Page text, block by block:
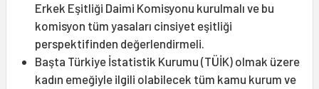
Erkek Eşitliği Daimi Komisyonu kurulmalı ve bu
komisyon tüm yasaları cinsiyet eşitliği
perspektifinden değerlendirmeli.
Başta Türkiye İstatistik Kurumu (TÜİK) olmak üzere
kadın emeğiyle ilgili olabilecek tüm kamu kurum ve